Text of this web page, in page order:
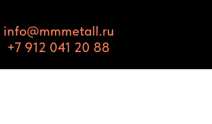
info@mmmetall.ru
+7 912 041 20 88